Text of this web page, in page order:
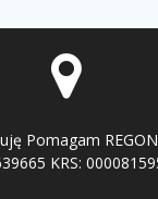
Pomagam
KRS: